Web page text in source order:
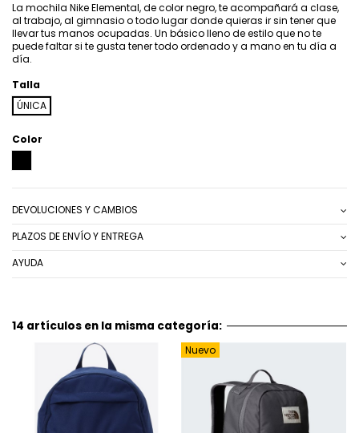
La mochila Nike Elemental, de color negro, te acompañará a clase,
al trabajo, al gimnasio o todo lugar donde quieras ir sin tener que
llevar tus manos ocupadas. Un básico lleno de estilo que no te
puede faltar si te gusta tener todo ordenado y a mano en tu día a
día.
Talla
ÚNICA
Color
DEVOLUCIONES Y CAMBIOS
PLAZOS DE ENVÍO Y ENTREGA
AYUDA
14 artículos en la misma categoría:
Nuevo